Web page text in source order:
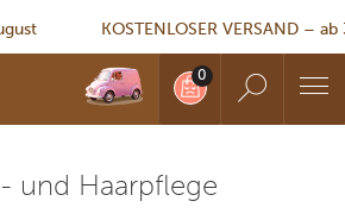
KOSTENLOSER VERSAND – ab 30
und Haarpflege